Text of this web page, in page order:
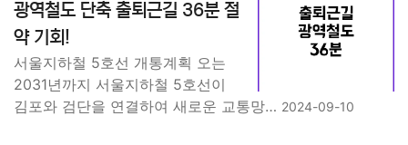
광역철도 단축 출퇴근길 36분 절
약 기회!
서울지하철 5호선 개통계획 오는
2031년까지 서울지하철 5호선이
김포와 검단을 연결하여 새로운 교통망… 2024-09-10